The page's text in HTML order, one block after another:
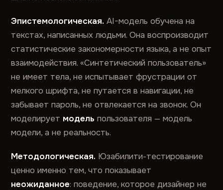
Эпистемологическая. AI-модель обучена на
текстах, написанных людьми. Она воспроизводит
статистические закономерности языка, а не опыт
взаимодействия. «Синтетический пользователь»
не имеет тела, не испытывает фрустрации от
мелкого шрифта, не путается в навигации, не
забывает пароль, не отвлекается на звонок. Он
моделирует модель пользователя — модель
модели, а не реальность.
Методологическая. Юзабилити-тестирование
ценно именно тем, что показывает
неожиданное: поведение, которое дизайнер не